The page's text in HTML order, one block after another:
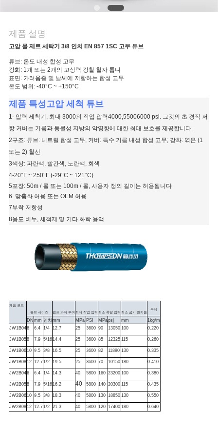
회
를
요
청
하
다
소
식
제품 설명
고압 물 제트 세탁기 3/8 인치 EN 857 1SC 고무 튜브
튜브: 온도 내성 합성 고무
강화: 1개 또는 2개의 고상력 강철 철자 톱니
표면: 가려움증 및 날씨에 저항하는 합성 고무
온도 범위: -40°C ~ +150°C
제품 특성고압 세척 튜브
1- 압력 세척기, 최대 3000의 작업 압력4000,55006000 psi. 그것의 초 경직 저
항 커버는 기름과 동물성 지방의 악영향에 대한 최대 보호를 제공합니다.
2구조: 튜브: 니트릴 합성 고무; 커버: 특수 기름 내성 합성 고무; 강화: 엮은 (1
또는 2) 철선
3색상: 파란색, 빨간색, 노란색, 회색
4-20°F ~ 250°F (-29°C ~ 121°C)
5포장: 50m / 롤 또는 100m / 롤, 사용자 정의 길이는 허용됩니다
6. 맞춤화 허용 또는 OEM 허용
7부착 저항성
8용도 비누, 세척제 및 기타 화학 용액
제품 코드
튜브 사이즈
펌프 과다 투여 최대 작업 압력 최소 폭발 압력 최소 굽기 반지름
무게
DN mm 인치 mm MPa PSI MPapsj mm
1kg/m
JW1B046 6.4 1/4 12.7 25 3600 90 13050 100 0.220
JW1B058 7.9 5/1614.4 25 3600 85 12325 115 0.260
JW1B0610 9.5 3/8 16.5 25 3600 82 11890 130 0.335
JW1B0812 12.71/2 19.5 25 3600 70 10150 180 0.410
JW2B046 6.4 1/4 14.3 40 5800 160 23200 100 0.380
JW2B058 7.9 5/1616.2 40 5800 140 20300 115 0.435
JW2B0610 9.5 3/8 18.3 40 5800 130 18850 130 0.550
JW2B0812 12.71/2 21.3 40 5800 120 17400 180 0.640